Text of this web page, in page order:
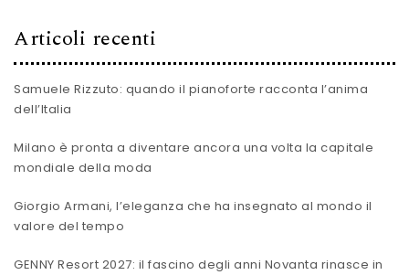
Articoli recenti
Samuele Rizzuto: quando il pianoforte racconta l’anima
dell’Italia
Milano è pronta a diventare ancora una volta la capitale
mondiale della moda
Giorgio Armani, l’eleganza che ha insegnato al mondo il
valore del tempo
GENNY Resort 2027: il fascino degli anni Novanta rinasce in